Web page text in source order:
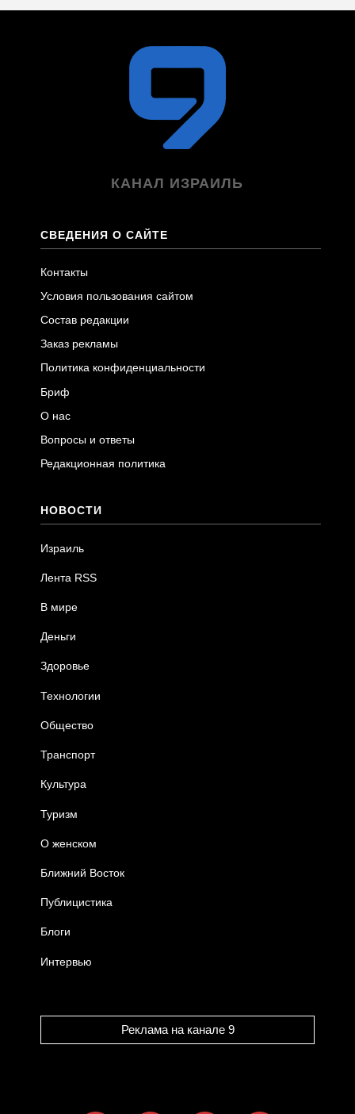
КАНАЛ ИЗРАИЛЬ
СВЕДЕНИЯ О САЙТЕ
Контакты
Условия пользования сайтом
Состав редакции
Заказ рекламы
Политика конфиденциальности
Бриф
О нас
Вопросы и ответы
Редакционная политика
НОВОСТИ
Израиль
Лента RSS
В мире
Деньги
Здоровье
Технологии
Общество
Транспорт
Культура
Туризм
О женском
Ближний Восток
Публицистика
Блоги
Интервью
Реклама на канале 9